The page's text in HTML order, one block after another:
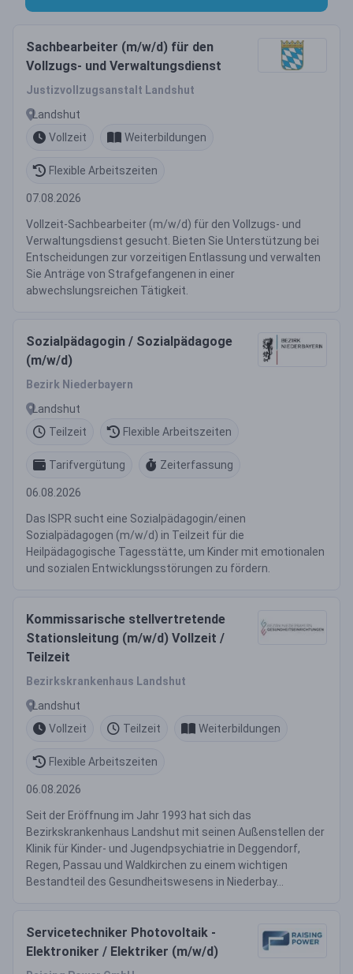
Sachbearbeiter (m/w/d) für den
Vollzugs- und Verwaltungsdienst
Justizvollzugsanstalt Landshut
Landshut
Vollzeit
Weiterbildungen
Flexible Arbeitszeiten
07.08.2026
Vollzeit-Sachbearbeiter (m/w/d) für den Vollzugs- und
Verwaltungsdienst gesucht. Bieten Sie Unterstützung bei
Entscheidungen zur vorzeitigen Entlassung und verwalten
Sie Anträge von Strafgefangenen in einer
abwechslungsreichen Tätigkeit.
Sozialpädagogin / Sozialpädagoge
(m/w/d)
Bezirk Niederbayern
Landshut
Teilzeit
Flexible Arbeitszeiten
Tarifvergütung Zeiterfassung
06.08.2026
Das ISPR sucht eine Sozialpädagogin/einen
Sozialpädagogen (m/w/d) in Teilzeit für die
Heilpädagogische Tagesstätte, um Kinder mit emotionalen
und sozialen Entwicklungsstörungen zu fördern.
Kommissarische stellvertretende
Stationsleitung (m/w/d) Vollzeit /
Teilzeit
Bezirkskrankenhaus Landshut
Landshut
Vollzeit
Teilzeit Weiterbildungen
Flexible Arbeitszeiten
06.08.2026
Seit der Eröffnung im Jahr 1993 hat sich das
Bezirkskrankenhaus Landshut mit seinen Außenstellen der
Klinik für Kinder- und Jugendpsychiatrie in Deggendorf,
Regen, Passau und Waldkirchen zu einem wichtigen
Bestandteil des Gesundheitswesens in Niederbay...
Servicetechniker Photovoltaik -
Elektroniker / Elektriker (m/w/d)